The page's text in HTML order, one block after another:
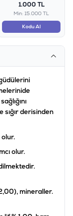
1.000 TL
Min: 15.000 TL
Kodu Al
sığır derisinden
olur.
olur.
mineraller.